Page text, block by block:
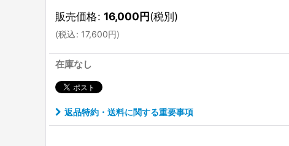
販売価格: 16,000円(税別)
(税込: 17,600円)
在庫なし
返品特約・送料に関する重要事項